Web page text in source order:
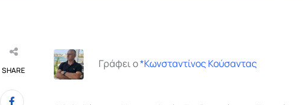
SHARE
Γράφει ο*Κωνσταντίνος Κούσαντας